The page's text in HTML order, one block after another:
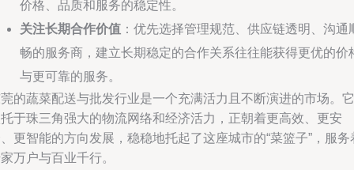
价格、品质和服务的稳定性。
关注长期合作价值 ：优先选择管理规范、供应链透明、沟通
畅的服务商，建立长期稳定的合作关系往往能获得更优的价
与更可靠的服务。
的蔬菜配送与批发行业是一个充满活力且不断演进的市场。它
于珠三角强大的物流网络和经济活力，正朝着更高效、更安
更智能的方向发展，稳稳地托起了这座城市的“菜篮子”，服务
万户与百业千行。